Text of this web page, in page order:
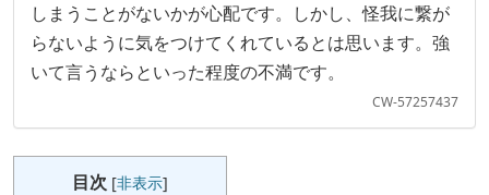
しまうことがないかが心配です。しかし、怪我に繋が
らないように気をつけてくれているとは思います。強
いて言うならといった程度の不満です。
CW-57257437
目次 [非表示]